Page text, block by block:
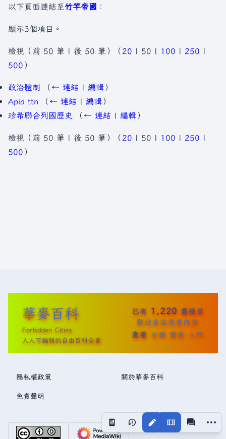
視圖 更多
以下頁面連結至竹竿帝國 ：
顯示3個項目。
檢視（ 前 50 筆 | 後 50 筆 ）（ 20 | 50 | 100 | 250 |
500 ）
政治體制 （ ← 連結 | 編輯）
Apia ttn
（ ← 連結 | 編輯）
珍希聯合列國歷史
（ ← 連結 | 編輯）
檢視（ 前 50 筆 | 後 50 筆 ）（ 20 | 50 | 100 | 250 |
500 ）
華麥百科
Forbidden Cities
人人可編輯的自由百科全書
已有 1,220 篇條目
歡迎各位完善內容
查看 分類 變更 入門
隱私權政策 關於華麥百科
免責聲明